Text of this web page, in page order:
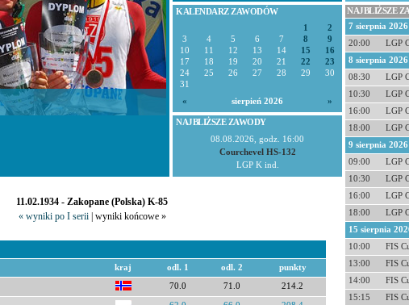
KALENDARZ ZAWODÓW
1
2
3
4 5 6 7 8
9
10
11 12 13 14 15
16
17
18 19 20 21 22
23
24
25 26 27 28 29
30
31
«
sierpień 2026 »
NAJBLIŻSZE ZAWODY
08.08.2026, godz. 16:00
Courchevel HS-132
LGP K ind.
11.02.1934 - Zakopane (Polska) K-85
« wyniki po I serii| wyniki końcowe »
kraj odl. 1 odl. 2 punkty
70.0 71.0 214.2
NAJBLIŻSZE
7 sierpnia
20:00
LGP
8 sierpnia
08:30
LGP
10:30
LGP
16:00
LGP
18:00
LGP
9 sierpnia
09:00
LGP
10:30
LGP
16:00
LGP
18:00
LGP
15 sierpnia
10:00
FIS
13:00
FIS
14:00
FIS
15:15
FIS